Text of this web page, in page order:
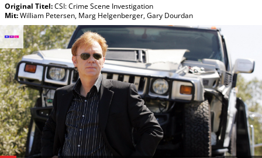
Original Titel:CSI: Crime Scene Investigation
Mit:William Petersen, Marg Helgenberger,Gary Dourdan